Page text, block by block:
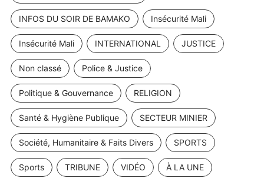
INFOS DU SOIR DE BAMAKO Insécurité Mali
Insécurité Mali INTERNATIONAL JUSTICE
Non classé Police & Justice
Politique & Gouvernance RELIGION
Santé & Hygiène Publique SECTEUR MINIER
Société, Humanitaire & Faits Divers SPORTS
Sports TRIBUNE VIDÉO À LA UNE